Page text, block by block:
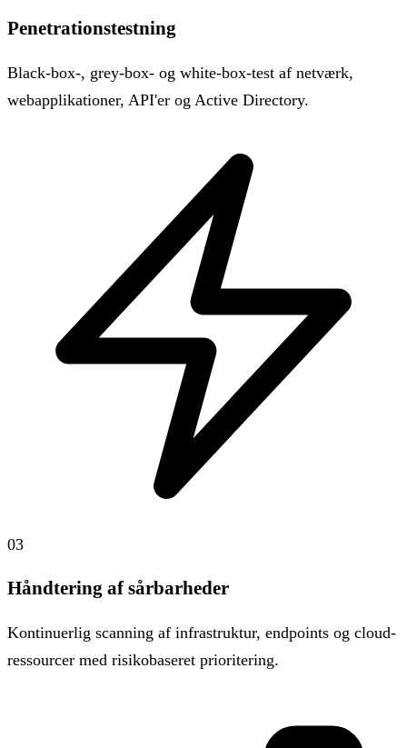
Penetrationstestning
Black-box-, grey-box- og white-box-test af netværk,
webapplikationer, API'er og Active Directory.
03
Håndtering af sårbarheder
Kontinuerlig scanning af infrastruktur, endpoints og cloud-
ressourcer med risikobaseret prioritering.